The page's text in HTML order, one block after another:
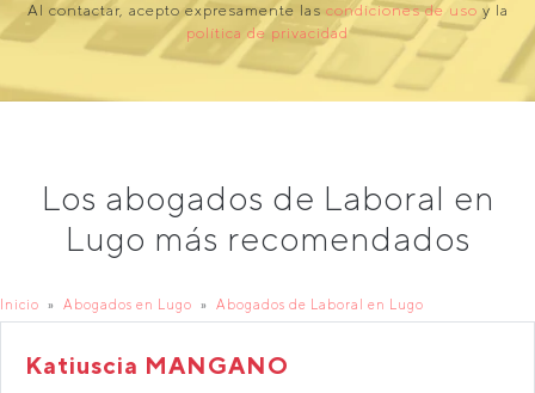
Al contactar, acepto expresamente las condiciones de uso y la
política de privacidad
Los abogados de Laboral en
Lugo más recomendados
Inicio Abogados en Lugo Abogados de Laboral en Lugo
Katiuscia MANGANO